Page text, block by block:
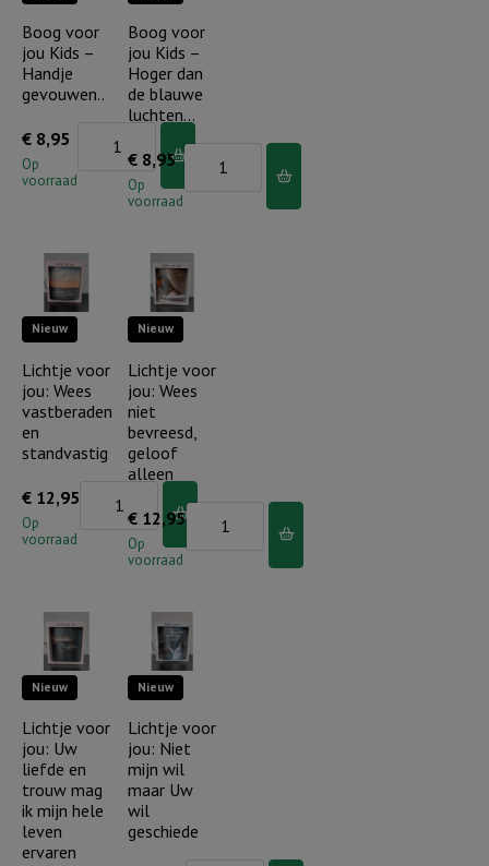
zegent
regenboog
zegent
regenboog/bloemen
aantal
Boog voor
jou Kids –
Handje
gevouwen..
€ 8,95
Op
voorraad
-
Handje
gevouwen..
aantal
Boog voor
jou Kids –
Hoger dan
de blauwe
luchten…
€ 8,95
Op
voorraad
Boog
voor
-
Hoger
de
blauwe
luchten...
Nieuw
Lichtje voor
jou: Wees
vastberaden
en
standvastig
€ 12,95
Op
voorraad
vastberaden
en
standvastig
Nieuw
Lichtje voor
jou: Wees
niet
bevreesd,
geloof
alleen
€ 12,95
Op
voorraad
Lichtje
voor
niet
bevreesd,
alleen
aantal
Nieuw
Lichtje voor
jou: Uw
liefde en
trouw mag
ik mijn hele
leven
ervaren
Nieuw
Lichtje voor
jou: Niet
mijn wil
maar Uw
wil
geschiede